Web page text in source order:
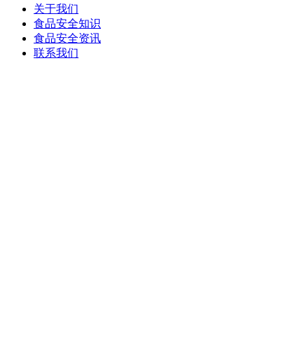
关于我们
食品安全知识
食品安全资讯
联系我们